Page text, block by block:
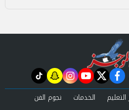
facebook
twitter
youtube
instagram
snapchat
tiktok
التعليم الخدمات
نجوم الفن